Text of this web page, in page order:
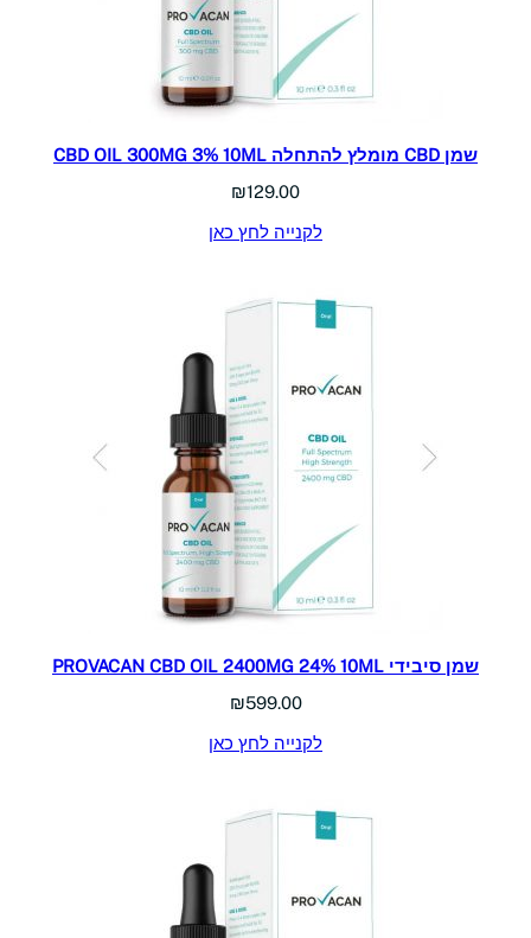
שמן CBD מומלץ להתחלה CBD OIL 300MG 3% 10ML
₪129.00
לקנייה לחץ כאן
שמן סיבידי PROVACAN CBD OIL 2400MG 24% 10ML
₪599.00
לקנייה לחץ כאן